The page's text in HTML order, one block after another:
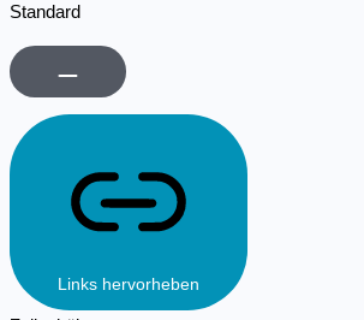
Standard
Links hervorheben